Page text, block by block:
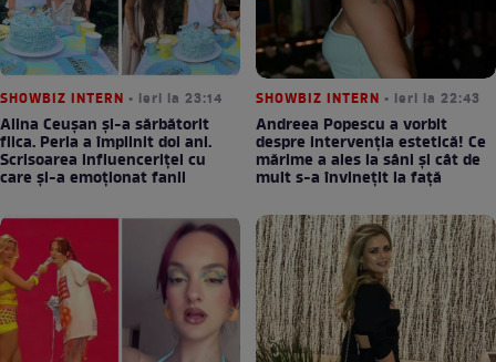
SHOWBIZ INTERN • ieri la 23:14
Alina Ceușan și-a sărbătorit
fiica. Perla a împlinit doi ani.
Scrisoarea influenceriței cu
care și-a emoționat fanii
SHOWBIZ INTERN • ieri la 22:43
Andreea Popescu a vorbit
despre intervenția estetică! Ce
mărime a ales la sâni și cât de
mult s-a învinețit la față